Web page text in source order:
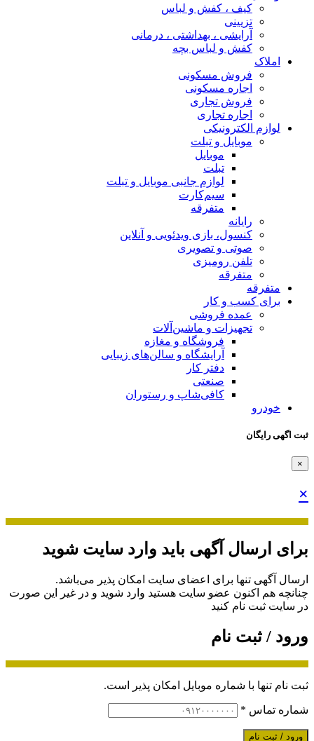
کیف ، کفش و لباس
تزیینی
آرایشی ، بهداشتی ، درمانی
کفش و لباس بچه
املاک
فروش مسکونی
اجاره مسکونی
فروش تجاری
اجاره تجاری
لوازم الکترونیکی
موبایل و تبلت
موبایل
تبلت
لوازم جانبی موبایل و تبلت
سیم‌کارت
متفرقه
رایانه
کنسول، بازی‌ ویدئویی و آنلاین
صوتی و تصویری
تلفن رومیزی
متفرقه
متفرقه
برای کسب و کار
عمده فروشی
تجهیزات و ماشین‌آلات
فروشگاه و مغازه
آرایشگاه و سالن‌های زیبایی
دفتر کار
صنعتی
کافی‌شاپ و رستوران
خودرو
ثبت اگهی رایگان
×
×
برای ارسال آگهی باید وارد سایت شوید
ارسال آگهی تنها برای اعضای سایت امکان پذیر می‌باشد.
چنانچه هم‌ اکنون عضو سایت هستید وارد شوید و در غیر این صورت
در سایت ثبت نام کنید
ورود / ثبت نام
ثبت نام تنها با شماره موبایل امکان پذیر است.
شماره تماس *
ورود / ثبت نام